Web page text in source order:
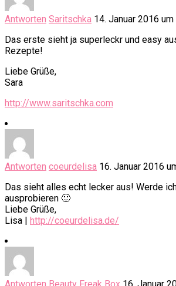
Antworten Saritschka 14. Januar 2016
Das erste sieht ja superleckr und easy
Rezepte!
Liebe Grüße,
Sara
http://www.saritschka.com
Antworten coeurdelisa 16. Januar 2016
Das sieht alles echt lecker aus! Werde
ausprobieren 🙂
Liebe Grüße,
Lisa |
http://coeurdelisa.de/